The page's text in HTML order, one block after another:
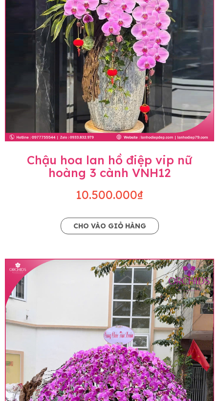
Chậu hoa lan hồ điệp vip nữ
hoàng 3 cành VNH12
10.500.000₫
CHO VÀO GIỎ HÀNG